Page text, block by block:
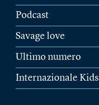
Podcast
Savage love
Ultimo numero
Internazionale Kids